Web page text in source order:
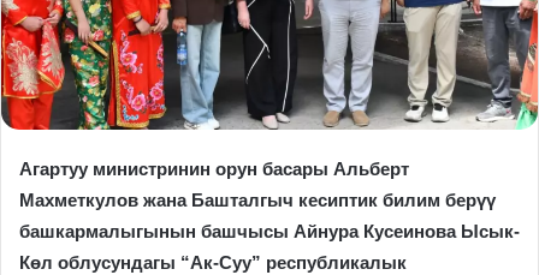
Агартуу министринин орун басары Альберт
Махметкулов жана Башталгыч кесиптик билим берүү
башкармалыгынын башчысы Айнура Кусеинова Ысык-
Көл облусундагы “Ак-Суу” республикалык